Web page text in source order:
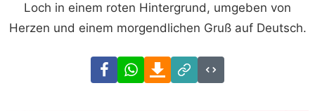
Loch in einem roten Hintergrund, umgeben von
Herzen und einem morgendlichen Gruß auf Deutsch.
FacebookWhatsAppDownload
Link
Code